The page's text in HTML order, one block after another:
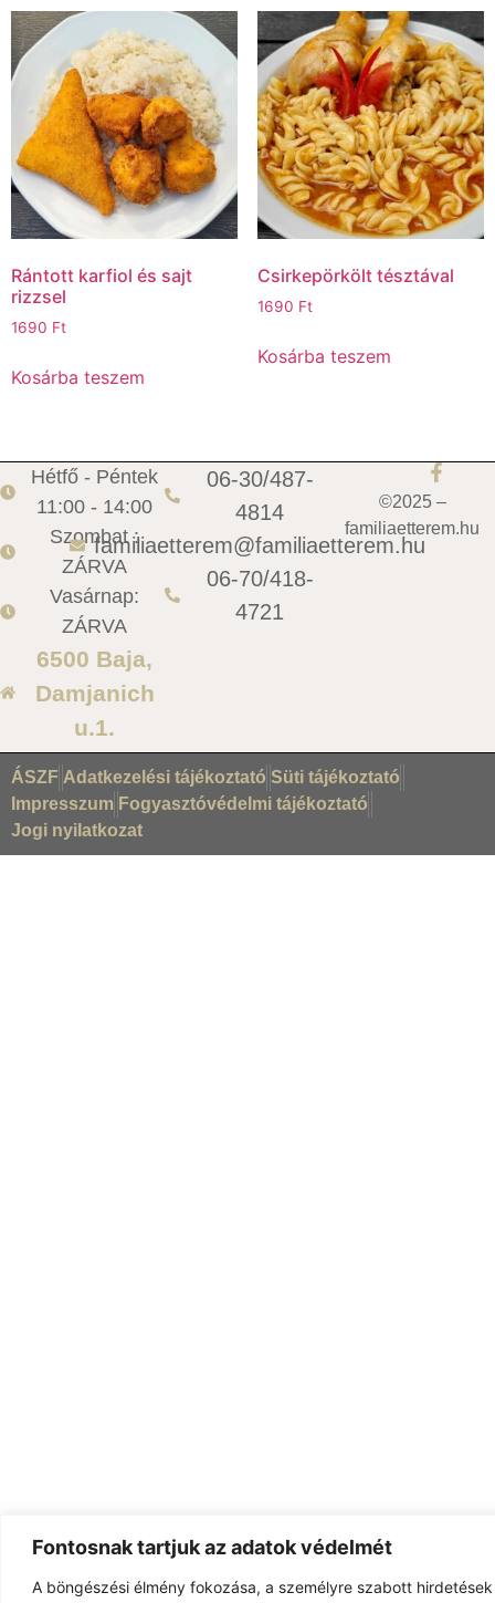
Fontosnak tartjuk az adatok védelmét
A böngészési élmény fokozása, a személyre szabott
Rántott karfiol és sajt
rizzsel
1690 Ft
Kosárba teszem
Csirkepörkölt tésztával
1690 Ft
Kosárba teszem
Hétfő - Péntek
11:00 - 14:00
Szombat :
ZÁRVA
Vasárnap:
ZÁRVA
6500 Baja,
Damjanich
u.1.
06-30/487-
4814
familiaetterem@familiaetterem.hu
06-70/418-
4721
©2025 –
familiaetterem.hu
ÁSZF Adatkezelési tájékoztató Süti tájékoztató
Impresszum Fogyasztóvédelmi tájékoztató
Jogi nyilatkozat